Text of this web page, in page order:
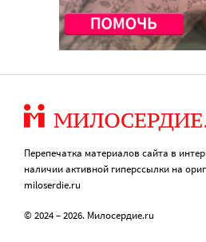
Перепечатка материалов сайта в
наличии активной гиперссылки на
miloserdie.ru
© 2024 – 2026. Милосердие.ru